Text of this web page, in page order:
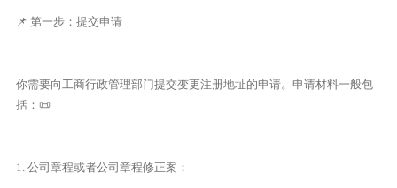
📌 第一步：提交申请
你需要向工商行政管理部门提交变更注册地址的申请。申请材料一般包
括：📜
1. 公司章程或者公司章程修正案；